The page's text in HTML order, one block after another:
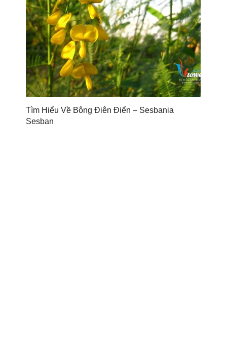
Tìm Hiểu Về Bông Điên Điển – Sesbania
Sesban